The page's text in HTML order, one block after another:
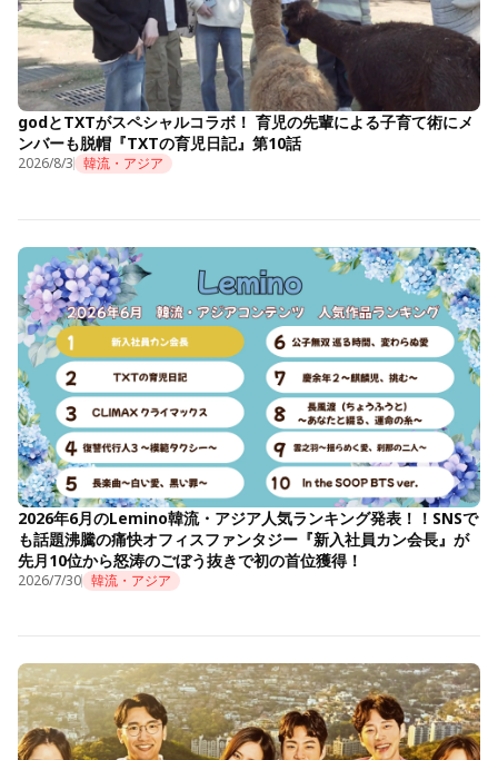
godとTXTがスペシャルコラボ！ 育児の先輩による子育て術にメ
ンバーも脱帽『TXTの育児日記』第10話
2026/8/3 韓流・アジア
2026年6月のLemino韓流・アジア人気ランキング発表！！SNSで
も話題沸騰の痛快オフィスファンタジー『新入社員カン会長』が
先月10位から怒涛のごぼう抜きで初の首位獲得！
2026/7/30 韓流・アジア